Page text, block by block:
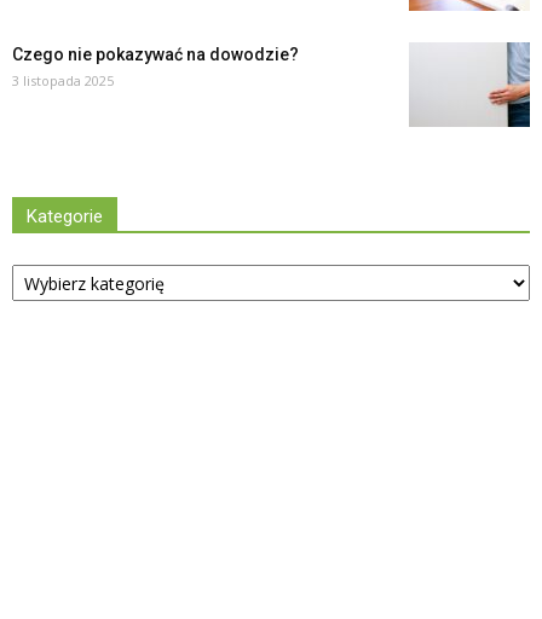
Czego nie pokazywać na dowodzie?
3 listopada 2025
Kategorie
Kategorie